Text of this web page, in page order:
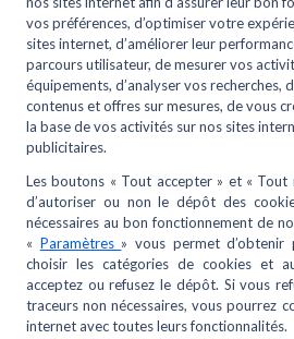
Je veux retourner de la
dois-je procéder ?
L'équipement livré est cassé ou
dois-je faire ?